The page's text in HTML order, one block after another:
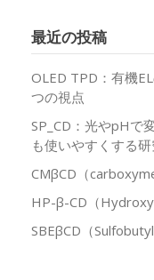
最近の投稿
OLED TPD：有機
つの視点
SP_CD：光やpHで
も使いやすくする
CMβCD（
HP-β-CD（
SBEβCD（